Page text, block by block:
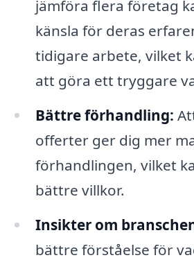
jämföra flera företag
känsla för deras
tidigare arbete, vilket
att göra ett tryggare
Bättre förhandling:
offerter ger dig mer
förhandlingen, vilket
bättre villkor.
Insikter om
bättre förståelse för